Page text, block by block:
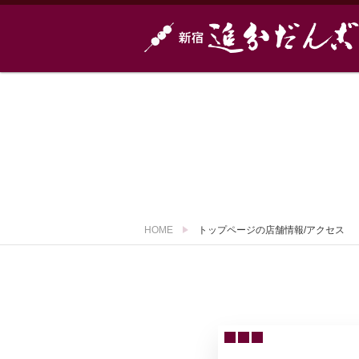
HOME トップページの店舗情報/アクセス